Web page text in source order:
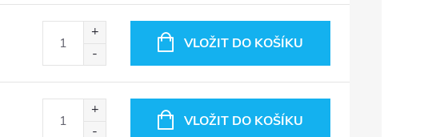
VLOŽIT DO KOŠÍKU
VLOŽIT DO KOŠÍKU